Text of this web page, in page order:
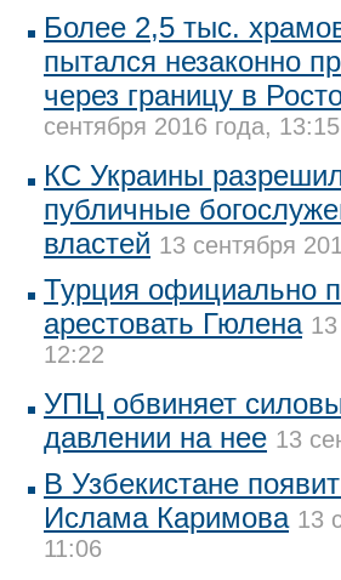
Более 2,5 тыс.
пытался незаконно
через границу в
сентября 2016 года, 13:15
КС Украины
публичные
властей 13 сентября
Турция официально
арестовать Гюлена
12:22
УПЦ обвиняет
давлении на нее 13
В Узбекистане
Ислама Каримова 13
11:06